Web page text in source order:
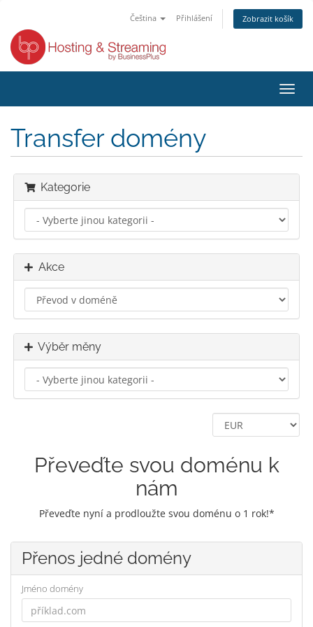
Čeština Přihlášení Zobrazit košík
Transfer domény
Kategorie
Akce
Výběr měny
Převeďte svou doménu k
nám
Převeďte nyní a prodloužte svou doménu o 1 rok!*
Přenos jedné domény
Jméno domény